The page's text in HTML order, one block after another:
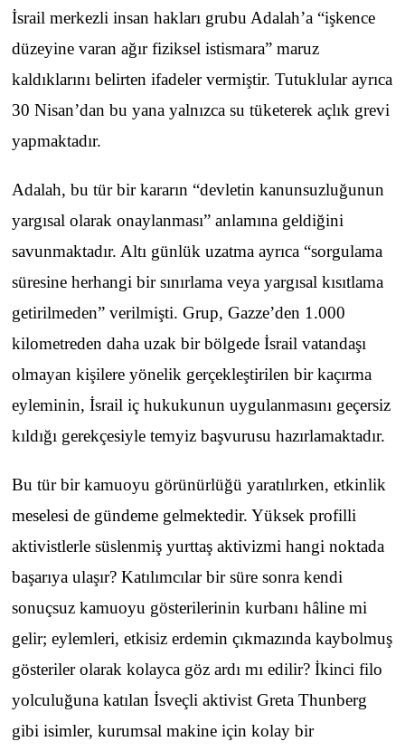
İsrail merkezli insan hakları grubu Adalah’a “işkence
düzeyine varan ağır fiziksel istismara” maruz
kaldıklarını belirten ifadeler vermiştir. Tutuklular ayrıca
30 Nisan’dan bu yana yalnızca su tüketerek açlık grevi
yapmaktadır.
Adalah, bu tür bir kararın “devletin kanunsuzluğunun
yargısal olarak onaylanması” anlamına geldiğini
savunmaktadır. Altı günlük uzatma ayrıca “sorgulama
süresine herhangi bir sınırlama veya yargısal kısıtlama
getirilmeden” verilmişti. Grup, Gazze’den 1.000
kilometreden daha uzak bir bölgede İsrail vatandaşı
olmayan kişilere yönelik gerçekleştirilen bir kaçırma
eyleminin, İsrail iç hukukunun uygulanmasını geçersiz
kıldığı gerekçesiyle temyiz başvurusu hazırlamaktadır.
Bu tür bir kamuoyu görünürlüğü yaratılırken, etkinlik
meselesi de gündeme gelmektedir. Yüksek profilli
aktivistlerle süslenmiş yurttaş aktivizmi hangi noktada
başarıya ulaşır? Katılımcılar bir süre sonra kendi
sonuçsuz kamuoyu gösterilerinin kurbanı hâline mi
gelir; eylemleri, etkisiz erdemin çıkmazında kaybolmuş
gösteriler olarak kolayca göz ardı mı edilir? İkinci filo
yolculuğuna katılan İsveçli aktivist Greta Thunberg
gibi isimler, kurumsal makine için kolay bir